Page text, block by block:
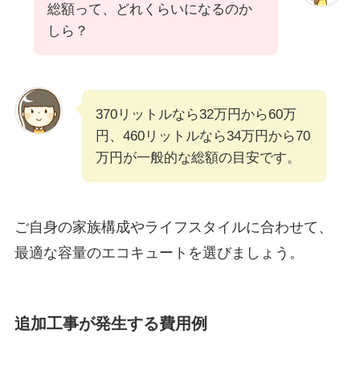
総額って、どれくらいになるのか
しら？
370リットルなら32万円から60万
円、460リットルなら34万円から70
万円が一般的な総額の目安です。
ご自身の家族構成やライフスタイルに合わせて、
最適な容量のエコキュートを選びましょう。
追加工事が発生する費用例